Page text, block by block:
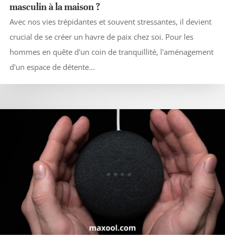
masculin à la maison ?
Avec nos vies trépidantes et souvent stressantes, il devient
crucial de se créer un havre de paix chez soi. Pour les
hommes en quête d'un coin de tranquillité, l'aménagement
d'un espace de détente...